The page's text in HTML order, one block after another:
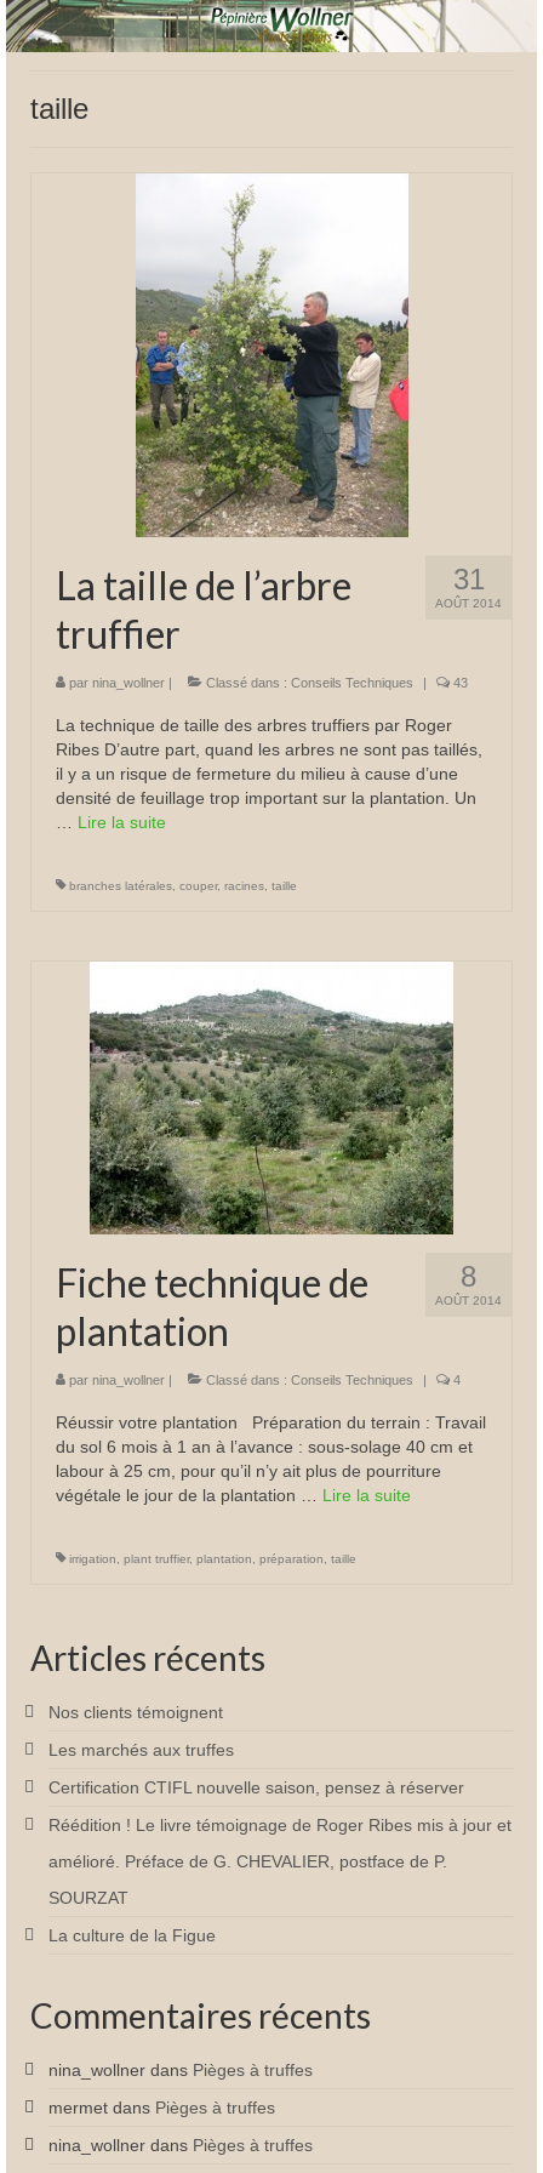
taille
31
AOÛT 2014
La taille de l’arbre
truffier
par nina_wollner | Classé dans : Conseils Techniques | 43
La technique de taille des arbres truffiers par Roger
Ribes D’autre part, quand les arbres ne sont pas taillés,
il y a un risque de fermeture du milieu à cause d’une
densité de feuillage trop important sur la plantation. Un
Lire la suite­­
branches latérales couper, racines taille
8
AOÛT 2014
Fiche technique de
plantation
par nina_wollner | Classé dans : Conseils Techniques | 4
Réussir votre plantation Préparation du terrain : Travail
du sol 6 mois à 1 an à l’avance : sous-solage 40 cm et
labour à 25 cm, pour qu’il n’y ait plus de pourriture
végétale le jour de la plantation … Lire la suite­­
irrigation plant truffier, plantation préparation taille
Articles récents
Nos clients témoignent
Les marchés aux truffes
Certification CTIFL nouvelle saison, pensez à réserver
Réédition ! Le livre témoignage de Roger Ribes mis à jour et
amélioré. Préface de G. CHEVALIER, postface de P.
SOURZAT
La culture de la Figue
Commentaires récents
nina_wollner dans Pièges à truffes
mermet dans Pièges à truffes
nina_wollner dans Pièges à truffes